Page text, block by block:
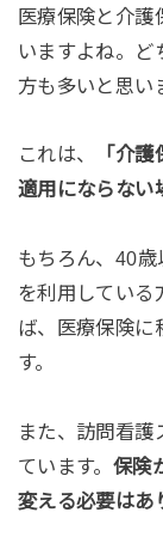
医療保険と介
いますよね。ど
方も多いと思い
これは、
「介
適用にならない
もちろん、40
を利用している
ば、医療保険に
す。
また、訪問看
ています。 保険
変える必要はあ